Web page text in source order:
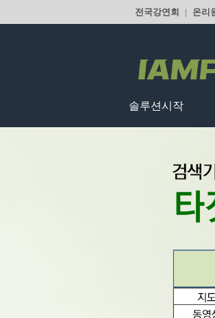
전국강연회 | 온리
솔루션시작